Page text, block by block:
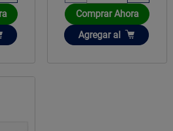
Comprar Ahora
Añadir
Agregar al